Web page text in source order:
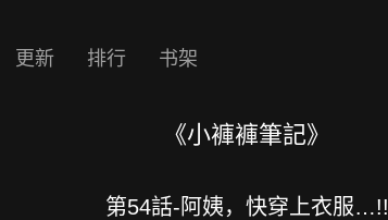
更新 排行 书架
《小褲褲筆記》
第54話-阿姨，快穿上衣服…!!